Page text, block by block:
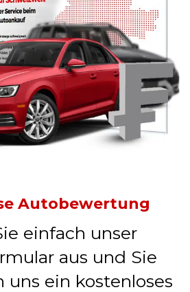
Autobewertung
einfach unser
aus und Sie
uns ein kostenloses